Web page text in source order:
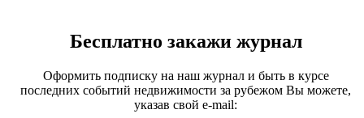
Бесплатно закажи журнал
Оформить подписку на наш журнал и быть в курсе
последних событий недвижимости за рубежом Вы можете,
указав свой e-mail: